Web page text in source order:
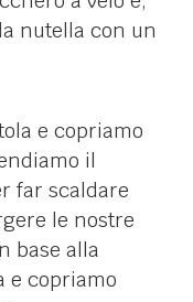
nutella con un
e copriamo
il
far scaldare
le nostre
base alla
e copriamo